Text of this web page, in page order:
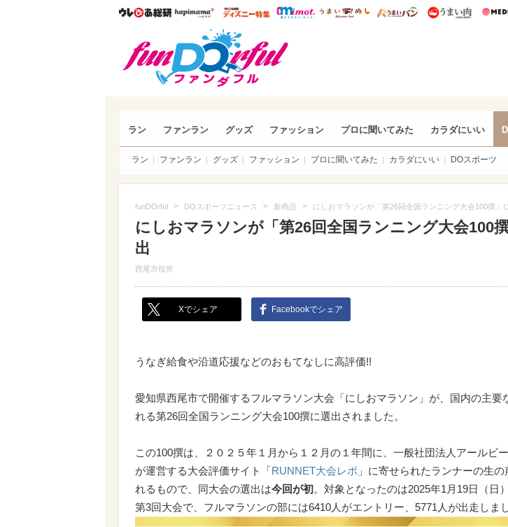
ウレぴあ総研ハピママ* ウレぴあ総研 ディズニー特集
mimot. うまいめし うまいパン うま
ラン ファンラン グッズ ファッション プロに聞いてみた カラダにいい
ラン ファンラン グッズ ファッション プロに聞いてみた カラダにいい DOスポーツ
funDOrful > DOスポーツニュース > 新商品 > にしおマラソンが「第26回全国ランニング大会100撰」
にしおマラソンが「第26回全国ランニング大会100
出
西尾市役所
Xでシェア Facebookでシェア
うなぎ給食や沿道応援などのおもてなしに高評価!!
愛知県西尾市で開催するフルマラソン大会「にしおマラソン」が、国内の主要
れる第26回全国ランニング大会100撰に選出されました。
この100撰は、２０２５年１月から１２月の１年間に、一般社団法人アールビ
が運営する大会評価サイト「RUNNET大会レポ 」に寄せられたランナーの生
れるもので、同大会の選出は今回が初。対象となったのは2025年1月19日（日
第3回大会で、フルマラソンの部には6410人がエントリー、5771人が出走しまし